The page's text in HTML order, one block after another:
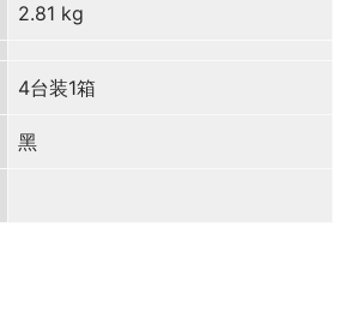
2.81 kg
4台装1箱
黑